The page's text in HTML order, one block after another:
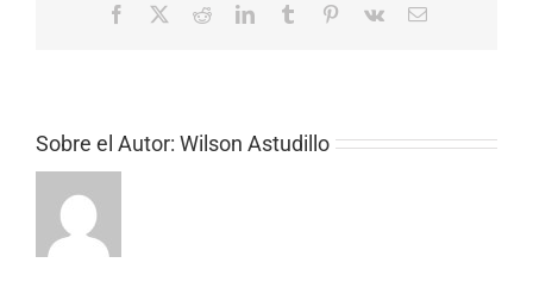
Facebook RedditLinkedInTumblr Pinterest
Vk
Correo
Sobre el Autor: Wilson Astudillo